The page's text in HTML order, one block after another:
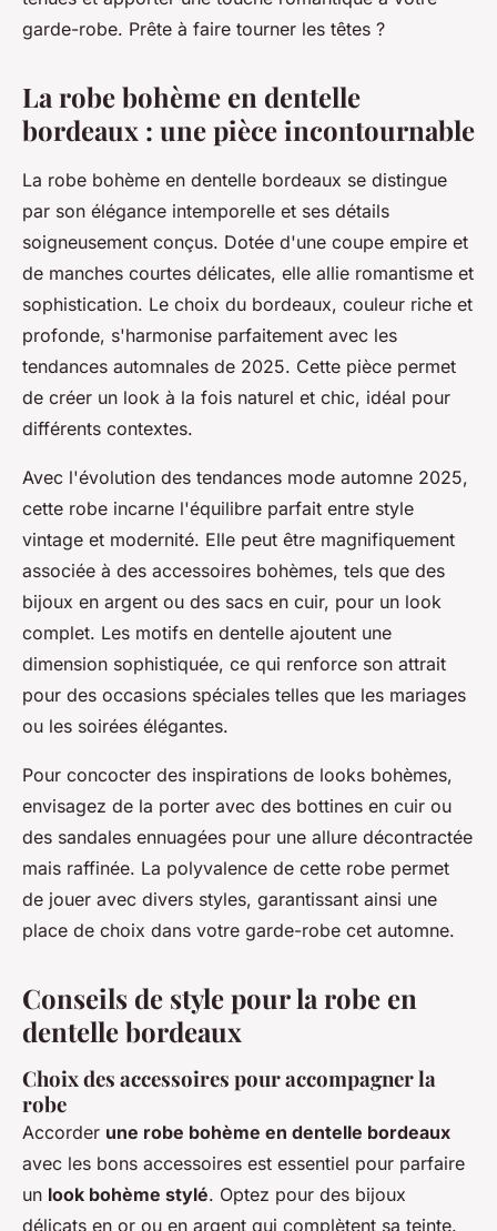
garde-robe. Prête à faire tourner les têtes ?
La robe bohème en dentelle
bordeaux : une pièce incontournable
La robe bohème en dentelle bordeaux se distingue
par son élégance intemporelle et ses détails
soigneusement conçus. Dotée d'une coupe empire et
de manches courtes délicates, elle allie romantisme et
sophistication. Le choix du bordeaux, couleur riche et
profonde, s'harmonise parfaitement avec les
tendances automnales de 2025. Cette pièce permet
de créer un look à la fois naturel et chic, idéal pour
différents contextes.
Avec l'évolution des tendances mode automne 2025,
cette robe incarne l'équilibre parfait entre style
vintage et modernité. Elle peut être magnifiquement
associée à des accessoires bohèmes, tels que des
bijoux en argent ou des sacs en cuir, pour un look
complet. Les motifs en dentelle ajoutent une
dimension sophistiquée, ce qui renforce son attrait
pour des occasions spéciales telles que les mariages
ou les soirées élégantes.
Pour concocter des inspirations de looks bohèmes,
envisagez de la porter avec des bottines en cuir ou
des sandales ennuagées pour une allure décontractée
mais raffinée. La polyvalence de cette robe permet
de jouer avec divers styles, garantissant ainsi une
place de choix dans votre garde-robe cet automne.
Conseils de style pour la robe en
dentelle bordeaux
Choix des accessoires pour accompagner la
robe
Accorder une robe bohème en dentelle bordeaux
avec les bons accessoires est essentiel pour parfaire
un look bohème stylé. Optez pour des bijoux
délicats en or ou en argent qui complètent sa teinte.